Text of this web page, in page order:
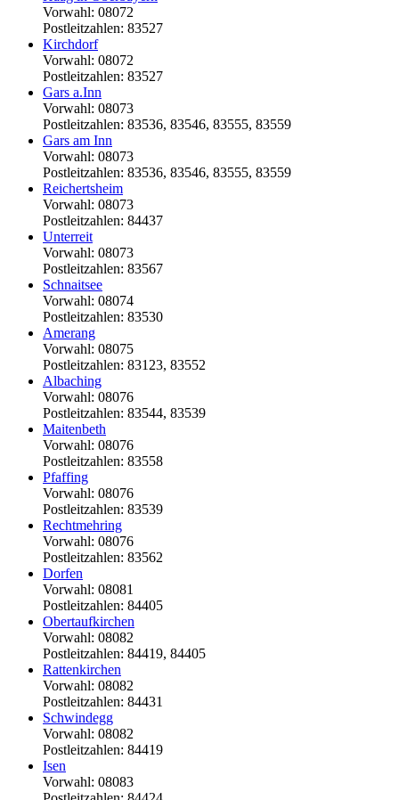
Vorwahl: 08072
Postleitzahlen: 83527
Kirchdorf
Vorwahl: 08072
Postleitzahlen: 83527
Gars a.Inn
Vorwahl: 08073
Postleitzahlen: 83536, 83546, 83555, 83559
Gars am Inn
Vorwahl: 08073
Postleitzahlen: 83536, 83546, 83555, 83559
Reichertsheim
Vorwahl: 08073
Postleitzahlen: 84437
Unterreit
Vorwahl: 08073
Postleitzahlen: 83567
Schnaitsee
Vorwahl: 08074
Postleitzahlen: 83530
Amerang
Vorwahl: 08075
Postleitzahlen: 83123, 83552
Albaching
Vorwahl: 08076
Postleitzahlen: 83544, 83539
Maitenbeth
Vorwahl: 08076
Postleitzahlen: 83558
Pfaffing
Vorwahl: 08076
Postleitzahlen: 83539
Rechtmehring
Vorwahl: 08076
Postleitzahlen: 83562
Dorfen
Vorwahl: 08081
Postleitzahlen: 84405
Obertaufkirchen
Vorwahl: 08082
Postleitzahlen: 84419, 84405
Rattenkirchen
Vorwahl: 08082
Postleitzahlen: 84431
Schwindegg
Vorwahl: 08082
Postleitzahlen: 84419
Isen
Vorwahl: 08083